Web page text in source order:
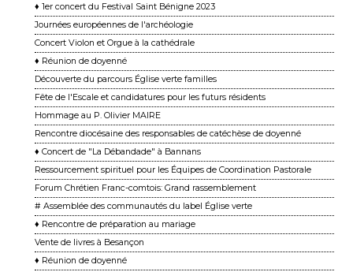
♦ 1er concert du Festival Saint Bénigne 2023
Journées européennes de l'archéologie
Concert Violon et Orgue à la cathédrale
♦ Réunion de doyenné
Découverte du parcours Église verte familles
Fête de l'Escale et candidatures pour les futurs résidents
Hommage au P. Olivier MAIRE
Rencontre diocésaine des responsables de catéchèse de doyenné
♦ Concert de "La Débandade" à Bannans
Ressourcement spirituel pour les Équipes de Coordination Pastorale
Forum Chrétien Franc-comtois: Grand rassemblement
# Assemblée des communautés du label Église verte
♦ Rencontre de préparation au mariage
Vente de livres à Besançon
♦ Réunion de doyenné